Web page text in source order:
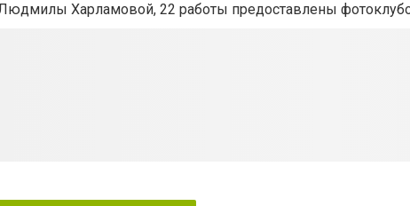
Харламовой, 22 работы предоставлены